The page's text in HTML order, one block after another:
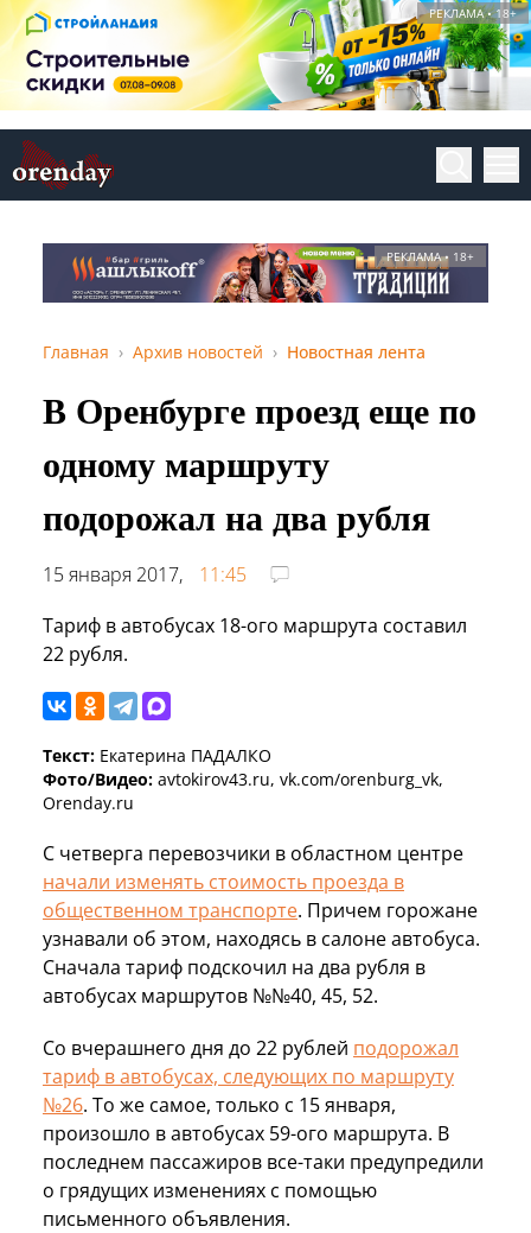
РЕКЛАМА • 18+
РЕКЛАМА • 18+
Главная Архив новостей Новостная лента
В Оренбурге проезд еще по
одному маршруту
подорожал на два рубля
15 января 2017,
11:45
Тариф в автобусах 18-ого маршрута составил
22 рубля.
Текст: Екатерина ПАДАЛКО
Фото/Видео: avtokirov43.ru, vk.com/orenburg_vk,
Orenday.ru
С четверга перевозчики в областном центре
начали изменять стоимость проезда в
общественном транспорте. Причем горожане
узнавали об этом, находясь в салоне автобуса.
Сначала тариф подскочил на два рубля в
автобусах маршрутов №№40, 45, 52.
Со вчерашнего дня до 22 рублей подорожал
тариф в автобусах, следующих по маршруту
№26. То же самое, только с 15 января,
произошло в автобусах 59-ого маршрута. В
последнем пассажиров все-таки предупредили
о грядущих изменениях с помощью
письменного объявления.